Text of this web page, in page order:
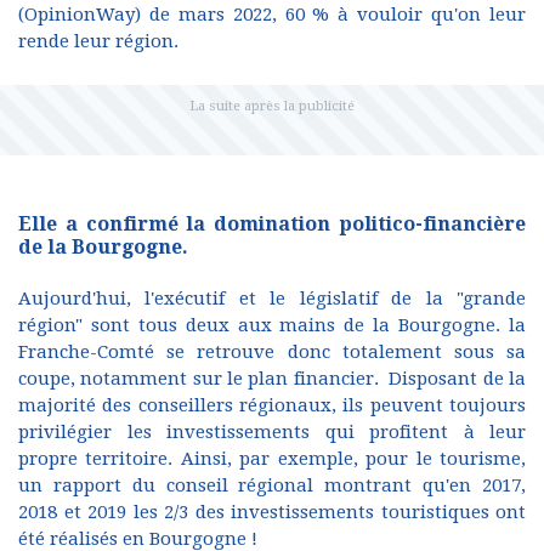
(OpinionWay) de mars 2022, 60 % à vouloir qu'on leur
rende leur région.
Elle a confirmé la domination politico-financière
de la Bourgogne.
Aujourd'hui, l'exécutif et le législatif de la "grande
région" sont tous deux aux mains de la Bourgogne. la
Franche-Comté se retrouve donc totalement sous sa
coupe, notamment sur le plan financier. Disposant de la
majorité des conseillers régionaux, ils peuvent toujours
privilégier les investissements qui profitent à leur
propre territoire. Ainsi, par exemple, pour le tourisme,
un rapport du conseil régional montrant qu'en 2017,
2018 et 2019 les 2/3 des investissements touristiques ont
été réalisés en Bourgogne !